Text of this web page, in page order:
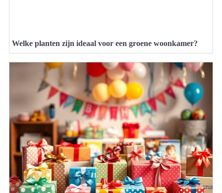
Welke planten zijn ideaal voor een groene woonkamer?